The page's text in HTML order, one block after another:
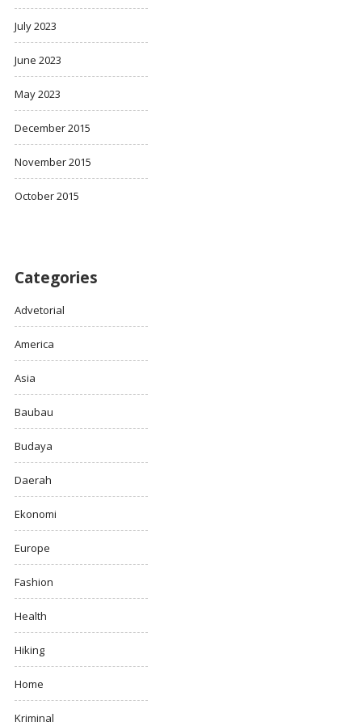
July 2023
June 2023
May 2023
December 2015
November 2015
October 2015
Categories
Advetorial
America
Asia
Baubau
Budaya
Daerah
Ekonomi
Europe
Fashion
Health
Hiking
Home
Kriminal